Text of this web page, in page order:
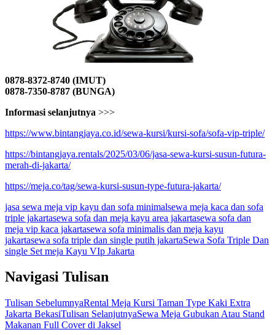
0878-8372-8740 (IMUT)
0878-7350-8787 (BUNGA)
Informasi selanjutnya >>>
https://www.bintangjaya.co.id/sewa-kursi/kursi-sofa/sofa-vip-triple/
https://bintangjaya.rentals/2025/03/06/jasa-sewa-kursi-susun-futura-
merah-di-jakarta/
https://meja.co/tag/sewa-kursi-susun-type-futura-jakarta/
jasa sewa meja vip kayu dan sofa minimalsewa meja kaca dan sofa
triple jakartasewa sofa dan meja kayu area jakartasewa sofa dan
meja vip kaca jakartasewa sofa minimalis dan meja kayu
jakartasewa sofa triple dan single putih jakartaSewa Sofa Triple Dan
single Set meja Kayu VIp Jakarta
Navigasi Tulisan
Tulisan SebelumnyaRental Meja Kursi Taman Type Kaki Extra
Jakarta BekasiTulisan SelanjutnyaSewa Meja Gubukan Atau Stand
Makanan Full Cover di Jaksel